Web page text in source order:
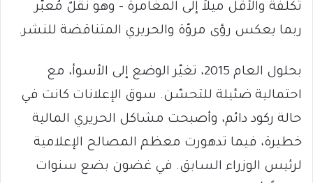
تكلفة والأقل ميلاً إلى المغامرة – وهو نقلٌ مُعبّر
ربما يعكس رؤى مروّة والحريري المتناقضة للنشر.
بحلول العام 2015، تغيّر الوضع إلى الأسوأ، مع
احتمالية ضئيلة للتحسّن. سوق الإعلانات كانت في
حالة ركود دائم، وأصبحت مشاكل الحريري المالية
خطيرة، فيما تدهورت معظم المصالح الإعلامية
لرئيس الوزراء السابق. في غضون بضع سنوات